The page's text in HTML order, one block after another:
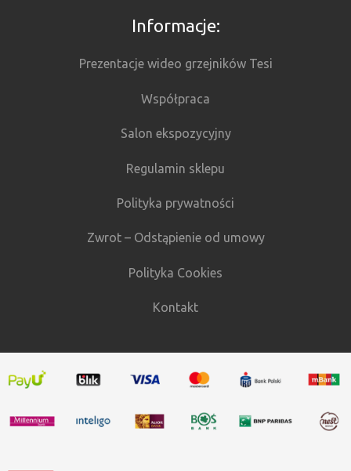
Informacje:
Prezentacje wideo grzejników Tesi
Współpraca
Salon ekspozycyjny
Regulamin sklepu
Polityka prywatności
Zwrot – Odstąpienie od umowy
Polityka Cookies
Kontakt